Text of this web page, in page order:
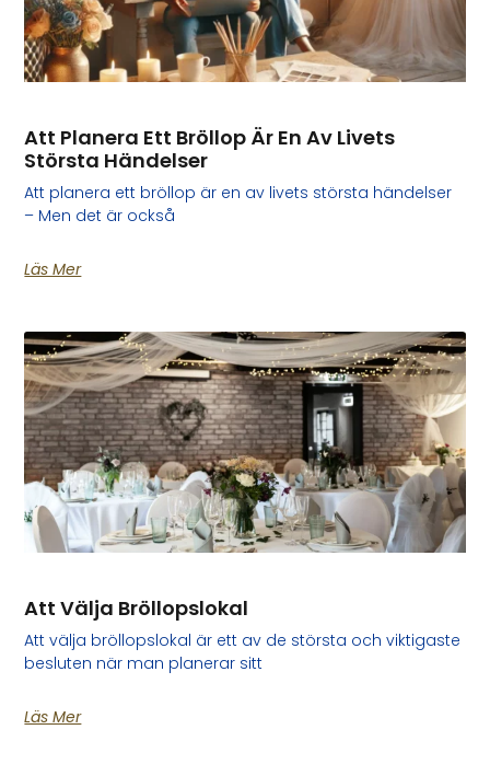
Att Planera Ett Bröllop Är En Av Livets
Största Händelser
Att planera ett bröllop är en av livets största händelser
– Men det är också
Läs Mer
Att Välja Bröllopslokal
Att välja bröllopslokal är ett av de största och viktigaste
besluten när man planerar sitt
Läs Mer